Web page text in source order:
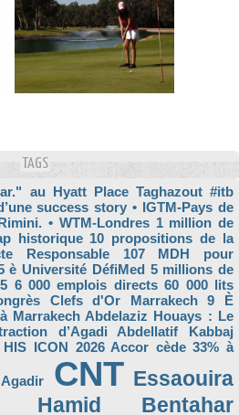
TAGS
au Hyatt Place Taghazout #itb
success story • IGTM-Pays de
• WTM-Londres 1 million de
historique 10 propositions de la
Responsable
107 MDH pour
è Université DéfiMed 5 millions de
6 000 emplois directs 60 000 lits
Clefs d'Or Marrakech
9 È
Marrakech Abdelaziz Houays : Le
d’Agadi
Abdellatif Kabbaj
ICON 2026 Accor cède 33% à
CNT Essaouira
Hamid Bentahar